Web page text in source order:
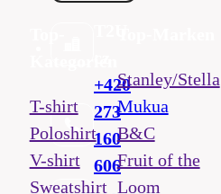
+420
273
160
606
T-shirt
Poloshirt
V-shirt
Sweatshirt
Stanley/Stella
Mukua
B&C
Fruit of the
Loom